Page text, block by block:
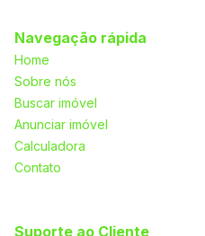
Navegação rápida
Home
Sobre nós
Buscar imóvel
Anunciar imóvel
Calculadora
Contato
Suporte ao Cliente